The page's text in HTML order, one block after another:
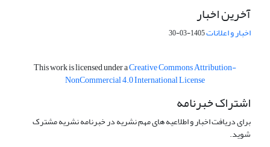
آخرین اخبار
اخبار و اعلانات1405-03-30
This work is licensed under aCreative Commons Attribution-
NonCommercial 4.0 International License
اشتراک خبرنامه
برای دریافت اخبار و اطلاعیه های مهم نشریه در خبرنامه نشریه مشترک
شوید.